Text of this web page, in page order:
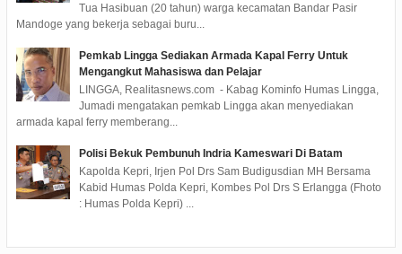
Tua Hasibuan (20 tahun) warga kecamatan Bandar Pasir
Mandoge yang bekerja sebagai buru...
Pemkab Lingga Sediakan Armada Kapal Ferry Untuk
Mengangkut Mahasiswa dan Pelajar
LINGGA, Realitasnews.com - Kabag Kominfo Humas Lingga,
Jumadi mengatakan pemkab Lingga akan menyediakan
armada kapal ferry memberang...
Polisi Bekuk Pembunuh Indria Kameswari Di Batam
Kapolda Kepri, Irjen Pol Drs Sam Budigusdian MH Bersama
Kabid Humas Polda Kepri, Kombes Pol Drs S Erlangga (Fhoto
: Humas Polda Kepri) ...